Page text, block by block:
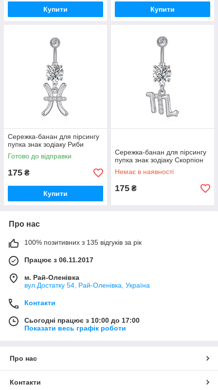
Купити Купити
Сережка-банан для пірсингу
пупка знак зодіаку Риби
Готово до відправки
175 ₴
Купити
Сережка-банан для пірсингу
пупка знак зодіаку Скорпіон
Немає в наявності
175 ₴
Про нас
100% позитивних з 135 відгуків за рік
Працює з 06.11.2017
м. Рай-Оленівка
вул.Достатку 54, Рай-Оленівка, Україна
Контакти
Сьогодні працює з 10:00 до 17:00
Показати весь графік роботи
Про нас
Контакти